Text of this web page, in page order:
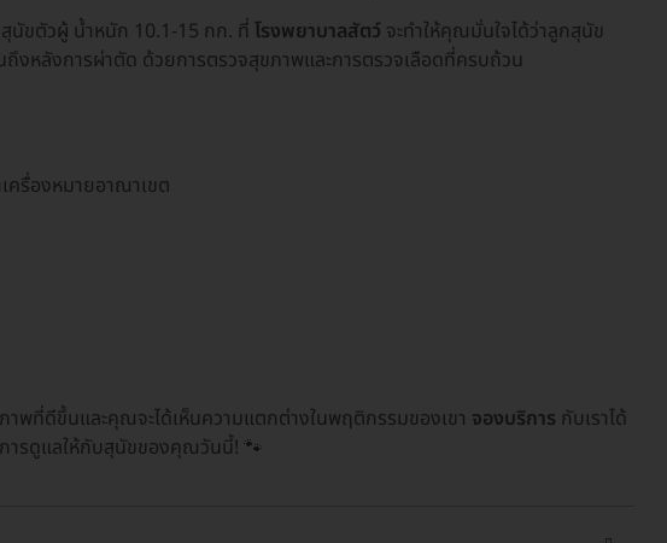
นัขตัวผู้ น้ำหนัก 10.1-15 กก. ที่ โรงพยาบาลสัตว์ จะทำให้คุณมั่นใจได้ว่าลูกสุนัข
หลังการผ่าตัด ด้วยการตรวจสุขภาพและการตรวจเลือดที่ครบถ้วน
ครื่องหมายอาณาเขต
พที่ดีขึ้นและคุณจะได้เห็นความแตกต่างในพฤติกรรมของเขา จองบริการ กับเราได้
ารดูแลให้กับสุนัขของคุณวันนี้! 🐾